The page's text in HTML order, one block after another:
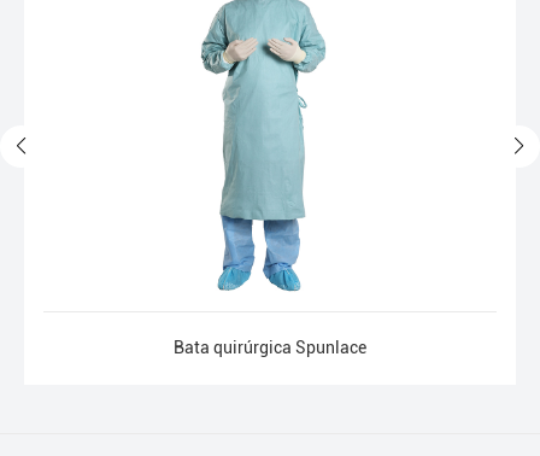
Bata quirúrgica Spunlace